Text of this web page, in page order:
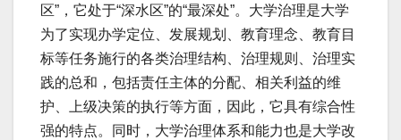
区”，它处于“深水区”的“最深处”。大学治理是大学
为了实现办学定位、发展规划、教育理念、教育目
标等任务施行的各类治理结构、治理规则、治理实
践的总和，包括责任主体的分配、相关利益的维
护、上级决策的执行等方面，因此，它具有综合性
强的特点。同时，大学治理体系和能力也是大学改